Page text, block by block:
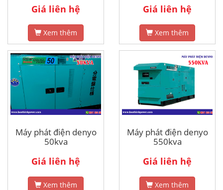
Giá liên hệ
Xem thêm
Giá liên hệ
Xem thêm
Máy phát điện denyo
50kva
Giá liên hệ
Xem thêm
Máy phát điện denyo
550kva
Giá liên hệ
Xem thêm